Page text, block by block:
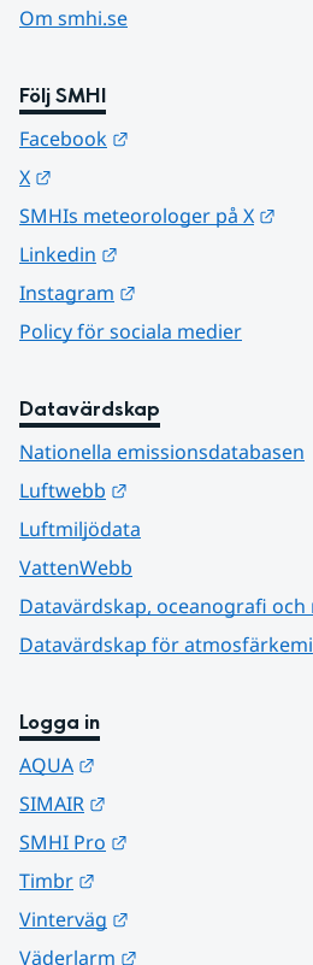
Om smhi.se
Följ SMHI
Facebook
X
SMHIs meteorologer på X
Linkedin
Instagram
Policy för sociala medier
Datavärdskap
Nationella emissionsdatabasen
Luftwebb
Luftmiljödata
VattenWebb
Datavärdskap, oceanografi
Datavärdskap för atmosfärkemi
Logga in
AQUA
SIMAIR
SMHI Pro
Timbr
Vinterväg
Väderlarm